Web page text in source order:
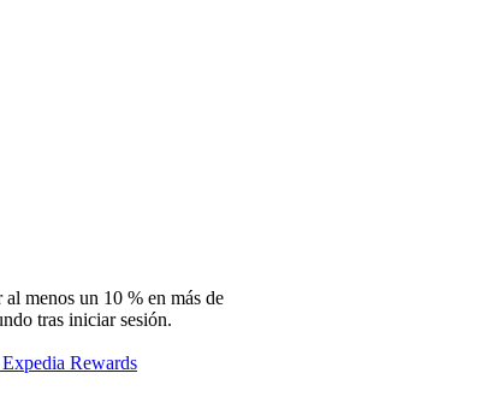
menos un 10 % en más de
tras iniciar sesión.
Rewards